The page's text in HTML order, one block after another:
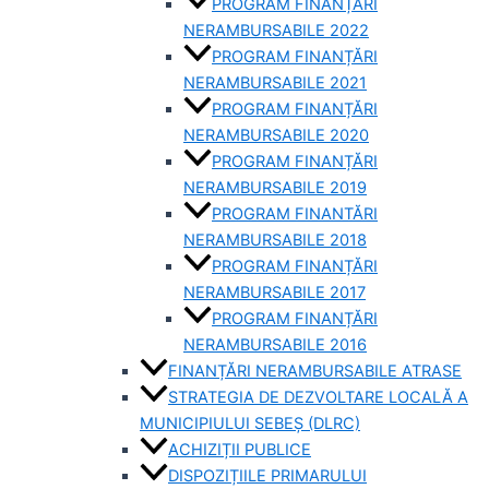
NERAMBURSABILE 2022
PROGRAM FINANȚĂRI
NERAMBURSABILE 2021
PROGRAM FINANȚĂRI
NERAMBURSABILE 2020
PROGRAM FINANȚĂRI
NERAMBURSABILE 2019
PROGRAM FINANTĂRI
NERAMBURSABILE 2018
PROGRAM FINANȚĂRI
NERAMBURSABILE 2017
PROGRAM FINANȚĂRI
NERAMBURSABILE 2016
FINANȚĂRI NERAMBURSABILE ATRASE
STRATEGIA DE DEZVOLTARE LOCALĂ A
MUNICIPIULUI SEBEȘ (DLRC)
ACHIZIȚII PUBLICE
DISPOZIȚIILE PRIMARULUI